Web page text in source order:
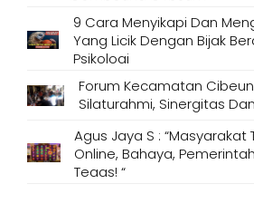
9 Cara Menyikapi Dan
Yang Licik Dengan Bijak
Psikologi
Forum Kecamatan
Silaturahmi, Sinergitas
Agus Jaya S : “Masyarakat
Online, Bahaya,
Tegas! “